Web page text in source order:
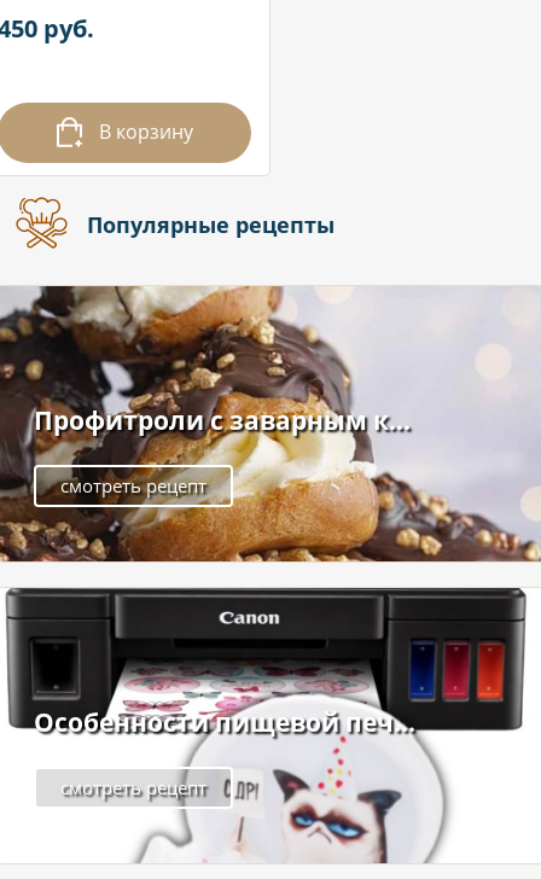
руб.
В корзину
Популярные рецепты
Профитроли с заварным к...
смотреть рецепт
Особенности пищевой печ...
смотреть рецепт